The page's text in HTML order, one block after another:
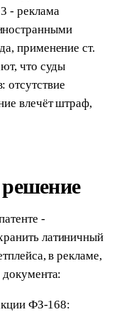
- реклама
применение ст.
что суды
отсутствие
влечёт штраф,
-
латиничный
в рекламе,
ФЗ-168: